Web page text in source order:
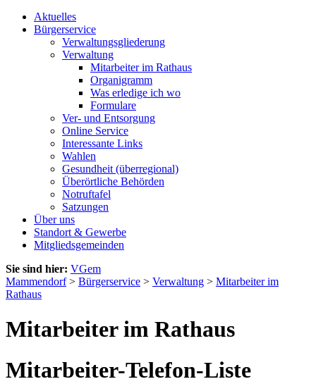
Aktuelles
Bürgerservice
Verwaltungsgliederung
Verwaltung
Mitarbeiter im Rathaus
Organigramm
Was erledige ich wo
Formulare
Ver- und Entsorgung
Online Service
Interessante Links
Wahlen
Gesundheit (überregional)
Überörtliche Behörden
Notruftafel
Satzungen
Über uns
Standort & Gewerbe
Mitgliedsgemeinden
Sie sind hier: VGem
Mammendorf> Bürgerservice > Verwaltung > Mitarbeiter im
Rathaus
Mitarbeiter im Rathaus
Mitarbeiter-Telefon-Liste